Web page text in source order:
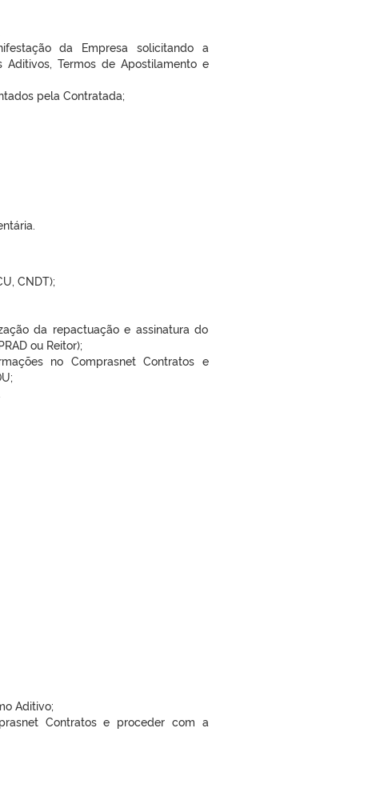
da Empresa solicitando a
Aditivos, Termos de Apostilamento e
pela Contratada;
CNDT);
da repactuação e assinatura do
ou Reitor);
no Comprasnet Contratos e
Aditivo;
Contratos e proceder com a